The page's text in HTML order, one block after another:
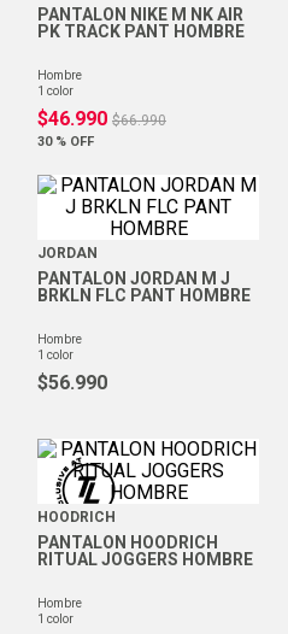
PANTALON NIKE M NK AIR
PK TRACK PANT HOMBRE
hombre
1 color
$46.990 $66.990
30 % OFF
JORDAN
PANTALON JORDAN M J
BRKLN FLC PANT HOMBRE
hombre
1 color
$56.990
HOODRICH
PANTALON HOODRICH
RITUAL JOGGERS HOMBRE
hombre
1 color